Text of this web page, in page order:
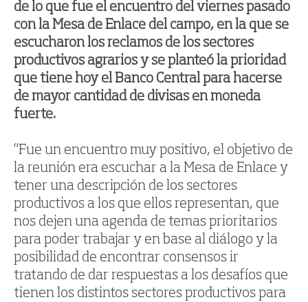
de lo que fue el encuentro del viernes pasado
con la Mesa de Enlace del campo, en la que se
escucharon los reclamos de los sectores
productivos agrarios y se planteó la prioridad
que tiene hoy el Banco Central para hacerse
de mayor cantidad de divisas en moneda
fuerte.
“Fue un encuentro muy positivo, el objetivo de
la reunión era escuchar a la Mesa de Enlace y
tener una descripción de los sectores
productivos a los que ellos representan, que
nos dejen una agenda de temas prioritarios
para poder trabajar y en base al diálogo y la
posibilidad de encontrar consensos ir
tratando de dar respuestas a los desafíos que
tienen los distintos sectores productivos para